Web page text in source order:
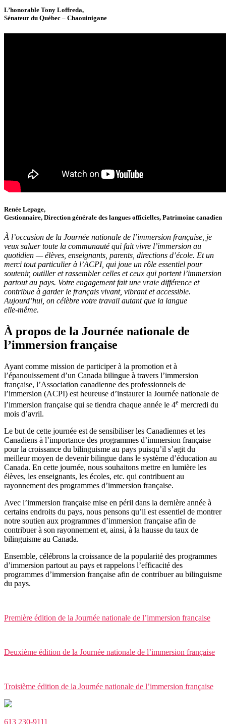
L’honorable Tony Loffreda,
Sénateur du Québec – Chaouinigane
Renée Lepage,
Gestionnaire, Direction générale des langues officielles, Patrimoine canadien
À l’occasion de la Journée nationale de l’immersion française, je
veux saluer toute la communauté qui fait vivre l’immersion au
quotidien — élèves, enseignants, parents, directions d’école. Et un
merci tout particulier à l’ACPI, qui joue un rôle essentiel pour
soutenir, outiller et rassembler celles et ceux qui portent l’immersion
partout au pays. Votre engagement fait une vraie différence et
contribue à garder le français vivant, vibrant et accessible.
Aujourd’hui, on célèbre votre travail autant que la langue
elle‑même.
À propos de la Journée nationale de
l’immersion française
Ayant comme mission de participer à la promotion et à
l’épanouissement d’un Canada bilingue à travers l’immersion
française, l’Association canadienne des professionnels de
l’immersion (ACPI) est heureuse d’instaurer la Journée nationale de
l’immersion française qui se tiendra chaque année le 4e mercredi du
mois d’avril.
Le but de cette journée est de sensibiliser les Canadiennes et les
Canadiens à l’importance des programmes d’immersion française
pour la croissance du bilinguisme au pays puisqu’il s’agit du
meilleur moyen de devenir bilingue dans le système d’éducation au
Canada. En cette journée, nous souhaitons mettre en lumière les
élèves, les enseignants, les écoles, etc. qui contribuent au
rayonnement des programmes d’immersion française.
Avec l’immersion française mise en péril dans la dernière année à
certains endroits du pays, nous pensons qu’il est essentiel de montrer
notre soutien aux programmes d’immersion française afin de
contribuer à son rayonnement et, ainsi, à la hausse du taux de
bilinguisme au Canada.
Ensemble, célébrons la croissance de la popularité des programmes
d’immersion partout au pays et rappelons l’efficacité des
programmes d’immersion française afin de contribuer au bilinguisme
du pays.
Première édition de la Journée nationale de l’immersion française
Deuxième édition de la Journée nationale de l’immersion française
Troisième édition de la Journée nationale de l’immersion française
613 230-9111